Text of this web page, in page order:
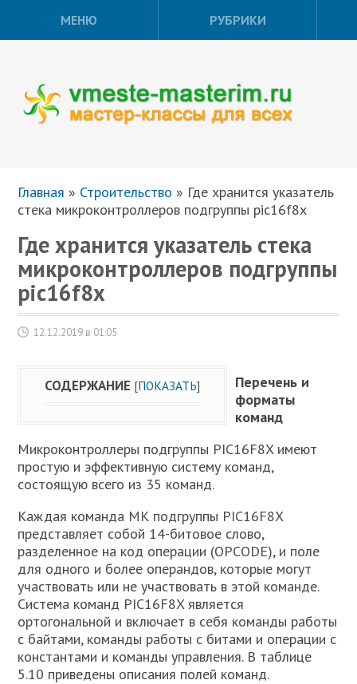
МЕНЮ РУБРИКИ
Главная » Строительство » Где хранится указатель
стека микроконтроллеров подгруппы pic16f8х
Где хранится указатель стека
микроконтроллеров подгруппы
pic16f8х
12.12.2019 в 01:05
СОДЕРЖАНИЕ [ПОКАЗАТЬ]
Перечень и
форматы
команд
Микроконтроллеры подгруппы PIC16F8X имеют
простую и эффективную систему команд,
состоящую всего из 35 команд.
Каждая команда МК подгруппы PIC16F8X
представляет собой 14-битовое слово,
разделенное на код операции (OPCODE), и поле
для одного и более операндов, которые могут
участвовать или не участвовать в этой команде.
Система команд PIC16F8X является
ортогональной и включает в себя команды работы
с байтами, команды работы с битами и операции с
константами и команды управления. В таблице
5.10 приведены описания полей команд.